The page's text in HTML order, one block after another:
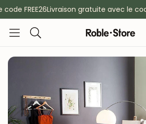
FREE26Livraison gratuite avec le code
Rechercher